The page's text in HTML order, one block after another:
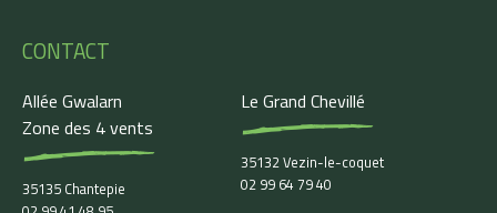
CONTACT
Allée Gwalarn
Zone des 4 vents
35135 Chantepie
Le Grand Chevillé
35132 Vezin-le-coquet
02 99 64 79 40